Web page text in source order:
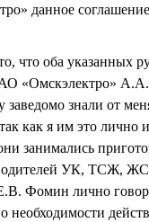
данное
оба указанных
«Омскэлектро»
знали от
как я им это лично
занимались
УК, ТСЖ,
Фомин лично